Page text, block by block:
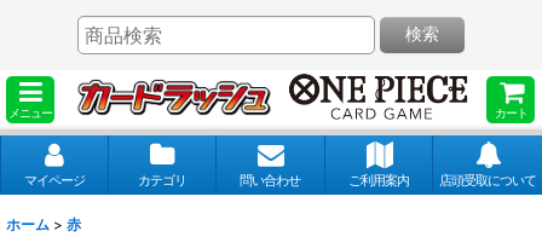
メニュー カート
検索
マイページ カテゴリ 問い合わせ ご利用案内 店頭受取について
ホーム > 赤